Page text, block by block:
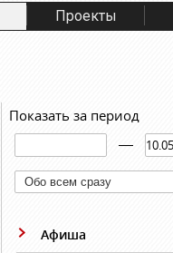
Проекты
Показать за период
Обо всем сразу
Афиша